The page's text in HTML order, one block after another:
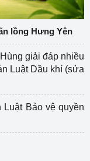
lồng Hưng Yên
giải đáp nhiều
Luật Dầu khí (sửa
Luật Bảo vệ quyền